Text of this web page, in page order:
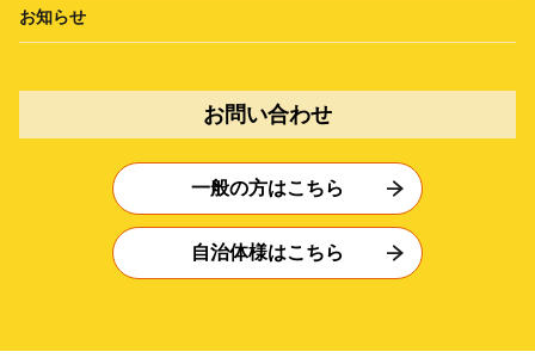
お知らせ
お問い合わせ
一般の方はこちら
自治体様はこちら